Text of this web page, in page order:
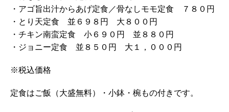
・アゴ旨出汁からあげ定食／骨なしモモ定食 ７８０円
・とり天定食 並６９８円 大８００円
・チキン南蛮定食 小６９０円 並８８０円
・ジョニー定食 並８５０円 大１，０００円
※税込価格
定食はご飯（大盛無料）・小鉢・椀もの付きです。